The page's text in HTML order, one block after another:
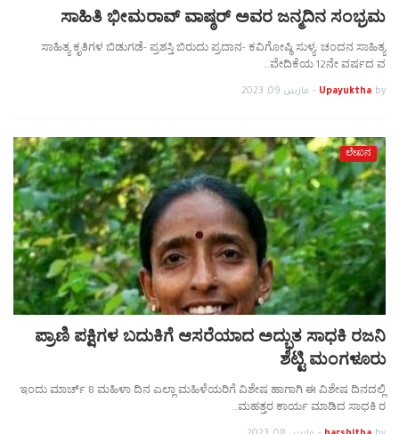
ಸಾಹಿತಿ ಭೀಮರಾವ್ ವಾಷ್ಠರ್ ಅವರ ಜನ್ಮದಿನ ಸಂಭ್ರಮ
ಸಾಹಿತ್ಯ ಕೃತಿಗಳ ಬಿಡುಗಡೆ- ಪ್ರಶಸ್ತಿ ಬಿರುದು ಪ್ರದಾನ- ಕವಿಗೋಷ್ಠಿ ಸುಳ್ಯ: ಚಂದನ ಸಾಹಿತ್ಯ
ವೇದಿಕೆಯ 12ನೇ ವರ್ಷದ ವ…
by
Upayuktha
- مارس 09, 2023
ಲೇಖನ
ಪ್ರಾಣಿ ಪಕ್ಷಿಗಳ ಬದುಕಿಗೆ ಆಸರೆಯಾದ ಅದ್ಭುತ ಸಾಧಕಿ ರಜನಿ
ಶೆಟ್ಟಿ ಮಂಗಳೂರು
ಇಂದು ಮಾರ್ಚ್ 8 ಮಹಿಳಾ ದಿನ ಎಲ್ಲಾ ಮಹಿಳೆಯರಿಗೆ ವಿಶೇಷ ಹಾಗಾಗಿ ಈ ವಿಶೇಷ ದಿನದಲ್ಲಿ
ಮಹತ್ತರ ಕಾರ್ಯ ಮಾಡಿದ ಸಾಧಕಿ ರ…